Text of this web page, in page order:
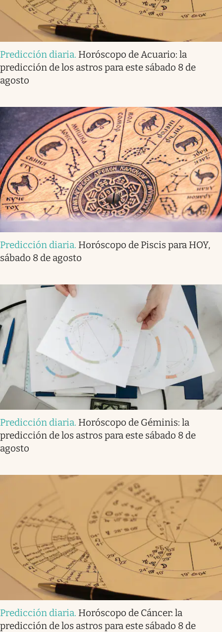
Predicción diaria. Horóscopo de Acuario: la
predicción de los astros para este sábado 8 de
agosto
Predicción diaria. Horóscopo de Piscis para HOY,
sábado 8 de agosto
Predicción diaria. Horóscopo de Géminis: la
predicción de los astros para este sábado 8 de
agosto
Predicción diaria. Horóscopo de Cáncer: la
predicción de los astros para este sábado 8 de